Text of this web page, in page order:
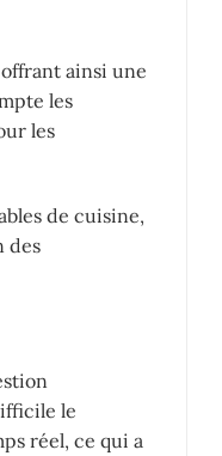
ainsi une
les
les
de cuisine,
des
le
réel, ce qui a